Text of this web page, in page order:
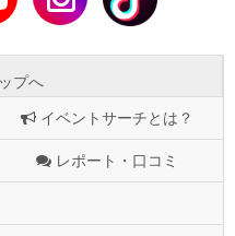
プへ
イベントサーチとは？
レポート・口コミ